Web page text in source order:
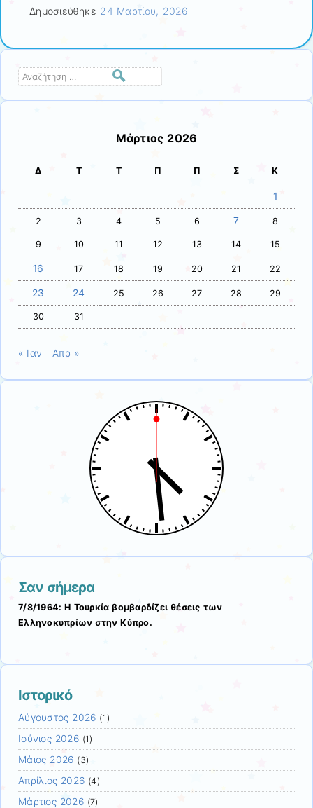
Δημοσιεύθηκε 24 Μαρτίου, 2026
Αναζήτηση
Μάρτιος 2026
Δ Τ Τ Π Π Σ Κ
1
2 3 4 5 6 7 8
9 10 11 12 13 14 15
16 17 18 19 20 21 22
23 24 25 26 27 28 29
30 31
« Ιαν Απρ »
Σαν σήμερα
7/8/1964: Η Τουρκία βομβαρδίζει θέσεις των
Ελληνοκυπρίων στην Κύπρο.
Ιστορικό
Αύγουστος 2026 (1)
Ιούνιος 2026(1)
Μάιος 2026 (3)
Απρίλιος 2026 (4)
Μάρτιος 2026(7)